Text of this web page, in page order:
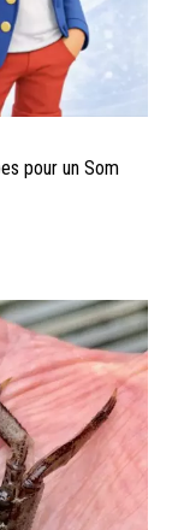
pour un Som